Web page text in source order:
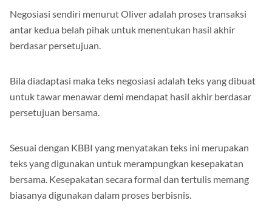
Negosiasi sendiri menurut Oliver adalah proses transaksi
antar kedua belah pihak untuk menentukan hasil akhir
berdasar persetujuan.
Bila diadaptasi maka teks negosiasi adalah teks yang dibuat
untuk tawar menawar demi mendapat hasil akhir berdasar
persetujuan bersama.
Sesuai dengan KBBI yang menyatakan teks ini merupakan
teks yang digunakan untuk merampungkan kesepakatan
bersama. Kesepakatan secara formal dan tertulis memang
biasanya digunakan dalam proses berbisnis.